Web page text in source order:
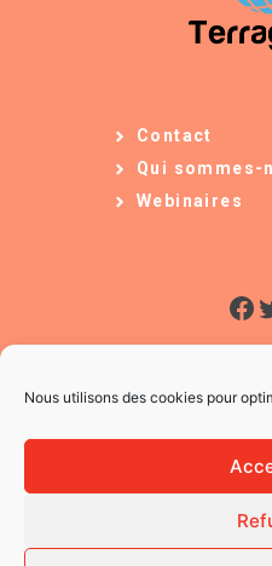
Nous utilisons des cookies pour
Contact
Qui sommes-
Webinaires
© 2026